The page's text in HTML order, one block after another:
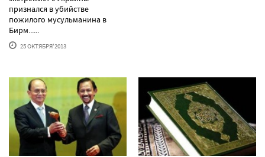
признался в убийстве
пожилого мусульманина в
Бирм......
25 ОКТЯБРЯ'2013